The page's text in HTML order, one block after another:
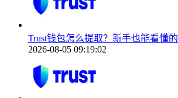
Trust钱包怎么提取？新手也能看懂
2026-08-05 09:19:02